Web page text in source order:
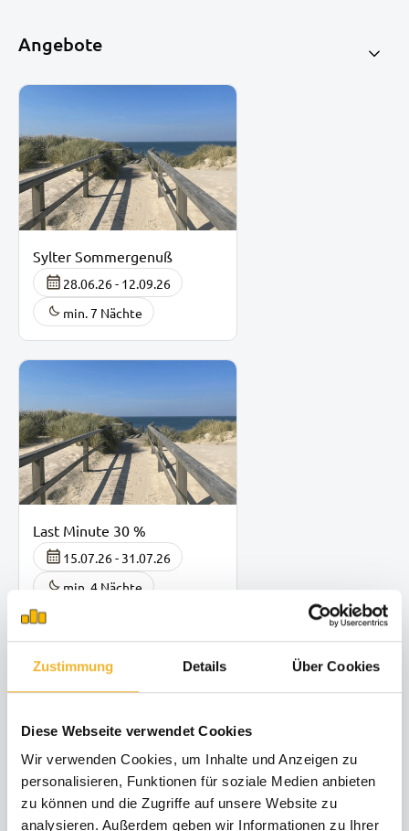
Zustimmung Details Über Cookies
Diese Webseite verwendet Cookies
Wir verwenden Cookies, um Inhalte und Anzeigen zu
personalisieren, Funktionen für soziale Medien anbieten
zu können und die Zugriffe auf unsere Website zu
analysieren. Außerdem geben wir Informationen zu Ihrer
Angebote
Sylter Sommergenuß
28.06.26 - 12.09.26
min. 7 Nächte
Last Minute 30 %
15.07.26 - 31.07.26
min. 4 Nächte